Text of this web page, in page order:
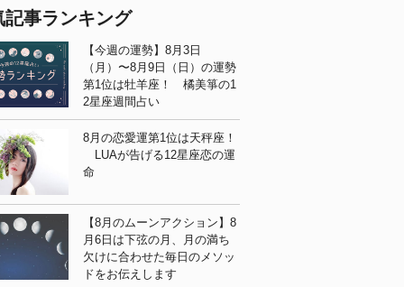
記事ランキング
【今週の運勢】8月3日
（月）〜8月9日（日）の運勢
第1位は牡羊座！ 橘美箏の1
2星座週間占い
8月の恋愛運第1位は天秤座！
LUAが告げる12星座恋の運
命
【8月のムーンアクション】8
月6日は下弦の月、月の満ち
欠けに合わせた毎日のメソッ
ドをお伝えします